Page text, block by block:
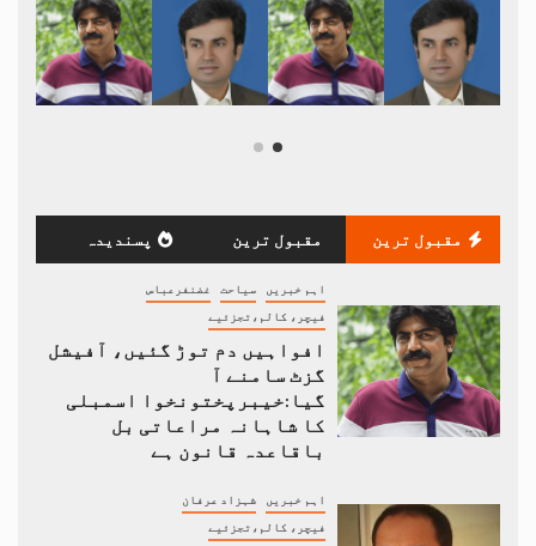
مقبول ترین مقبول ترین پسندیدہ
اہم خبریں سیاحت غضنفرعباس
فیچر، کالم،تجزئیے
افواہیں دم توڑ گئیں، آفیشل
گزٹ سامنے آ
گیا:خیبرپختونخوا اسمبلی
کا شاہانہ مراعاتی بل
باقاعدہ قانون ہے
اہم خبریں شہزاد عرفان
فیچر، کالم،تجزئیے